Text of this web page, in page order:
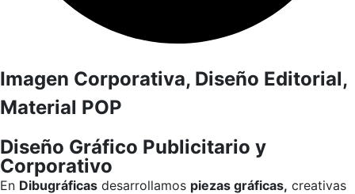
Imagen Corporativa, Diseño Editorial,
Material POP
Diseño Gráfico Publicitario y
Corporativo
En Dibugráficas desarrollamos piezas gráficas, creativas